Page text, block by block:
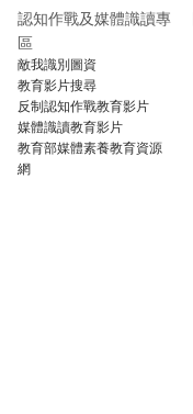
認知作戰及媒體識讀專
區
敵我識別圖資
教育影片搜尋
反制認知作戰教育影片
媒體識讀教育影片
教育部媒體素養教育資源
網